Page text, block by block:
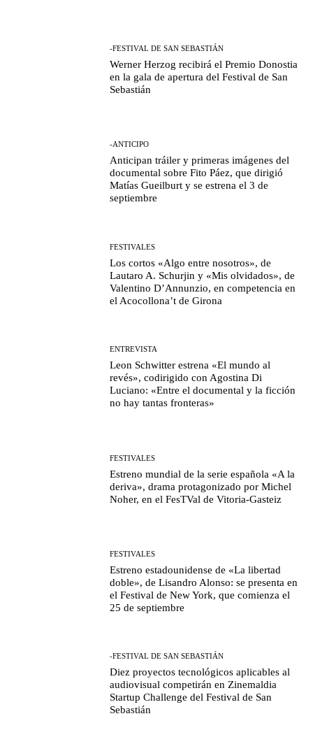
-FESTIVAL DE SAN SEBASTIÁN
Werner Herzog recibirá el Premio Donostia
en la gala de apertura del Festival de San
Sebastián
-ANTICIPO
Anticipan tráiler y primeras imágenes del
documental sobre Fito Páez, que dirigió
Matías Gueilburt y se estrena el 3 de
septiembre
FESTIVALES
Los cortos «Algo entre nosotros», de
Lautaro A. Schurjin y «Mis olvidados», de
Valentino D’Annunzio, en competencia en
el Acocollona’t de Girona
ENTREVISTA
Leon Schwitter estrena «El mundo al
revés», codirigido con Agostina Di
Luciano: «Entre el documental y la ficción
no hay tantas fronteras»
FESTIVALES
Estreno mundial de la serie española «A la
deriva», drama protagonizado por Michel
Noher, en el FesTVal de Vitoria-Gasteiz
FESTIVALES
Estreno estadounidense de «La libertad
doble», de Lisandro Alonso: se presenta en
el Festival de New York, que comienza el
25 de septiembre
-FESTIVAL DE SAN SEBASTIÁN
Diez proyectos tecnológicos aplicables al
audiovisual competirán en Zinemaldia
Startup Challenge del Festival de San
Sebastián